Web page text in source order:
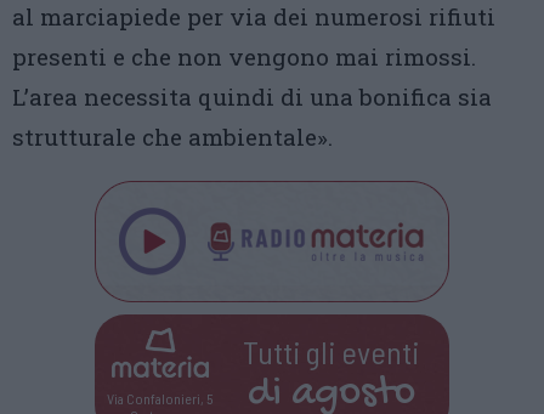
al marciapiede per via dei numerosi rifiuti
presenti e che non vengono mai rimossi.
L’area necessita quindi di una bonifica sia
strutturale che ambientale».
Via Confalonieri, 5
Tutti gli eventi
di agosto